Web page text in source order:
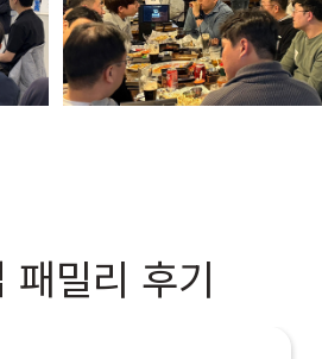
패밀리 후기